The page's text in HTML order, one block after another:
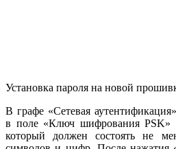
Установка пароля на новой
В графе «Сетевая
в поле «Ключ шифрования PSK»
который должен состоять не